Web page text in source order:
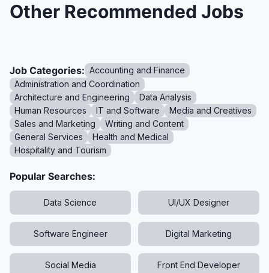
Other Recommended Jobs
Job Categories: Accounting and Finance
Administration and Coordination
Architecture and Engineering
Data Analysis
Human Resources
IT and Software
Media and Creatives
Sales and Marketing
Writing and Content
General Services
Health and Medical
Hospitality and Tourism
Popular Searches:
Data Science UI/UX Designer
Software Engineer Digital Marketing
Social Media Front End Developer